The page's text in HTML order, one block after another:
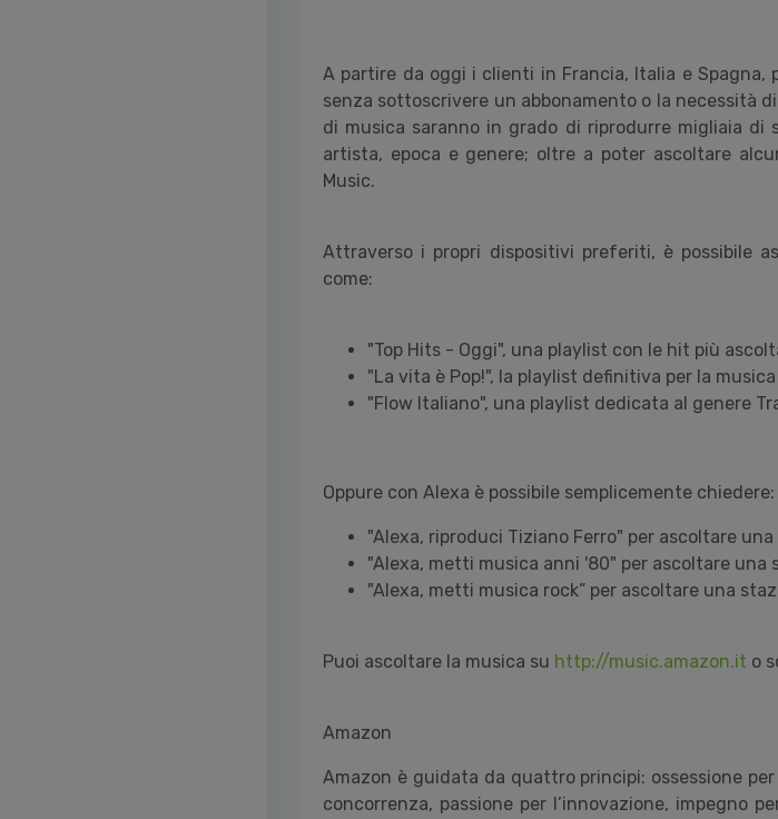
A partire da oggi i clienti in Francia, Italia e
senza sottoscrivere un abbonamento o la necessità
di musica saranno in grado di riprodurre migliaia di
artista, epoca e genere; oltre a poter ascoltare
Music.
Attraverso i propri dispositivi preferiti, è possibile
come:
"Top Hits - Oggi", una playlist con le hit più
"La vita è Pop!", la playlist definitiva per la
"Flow Italiano", una playlist dedicata al genere
Oppure con Alexa è possibile semplicemente chiedere:
"Alexa, riproduci Tiziano Ferro" per ascoltare
"Alexa, metti musica anni '80" per ascoltare una
"Alexa, metti musica rock” per ascoltare una
Puoi ascoltare la musica su http://music.amazon.it o
Amazon
Amazon è guidata da quattro principi: ossessione
concorrenza, passione per l’innovazione, impegno